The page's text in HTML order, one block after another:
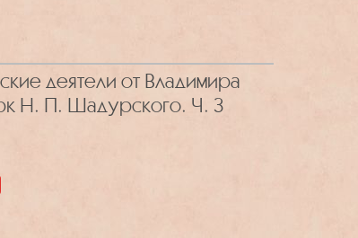
деятели от Владимира
Н. П. Шадурского. Ч. 3